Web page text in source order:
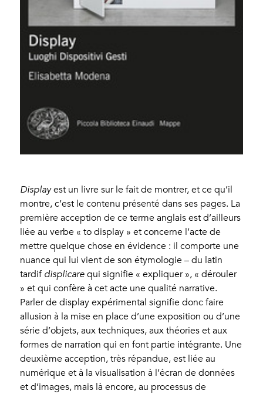
Displayest un livre sur le fait de montrer, et ce qu’il
montre, c’est le contenu présenté dans ses pages. La
première acception de ce terme anglais est d’ailleurs
liée au verbe « to display » et concerne l’acte de
mettre quelque chose en évidence : il comporte une
nuance qui lui vient de son étymologie – du latin
tardif displicare qui signifie « expliquer », « dérouler
» et qui confère à cet acte une qualité narrative.
Parler de display expérimental signifie donc faire
allusion à la mise en place d’une exposition ou d’une
série d’objets, aux techniques, aux théories et aux
formes de narration qui en font partie intégrante. Une
deuxième acception, très répandue, est liée au
numérique et à la visualisation à l’écran de données
et d’images, mais là encore, au processus de